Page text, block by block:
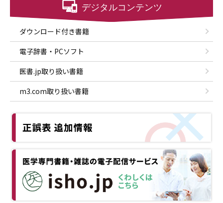
ダウンロード付き書籍
電子辞書・PCソフト
医書.jp取り扱い書籍
m3.com取り扱い書籍